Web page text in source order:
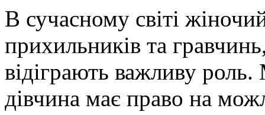
В сучасному світі
прихильників та
відіграють важливу
дівчина має право на